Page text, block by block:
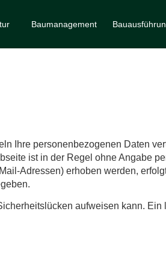
Baumanagement
Ihre personenbezogenen Daten
ist in der Regel ohne Angabe
Adressen) erhoben werden,
aufweisen kann. Ein